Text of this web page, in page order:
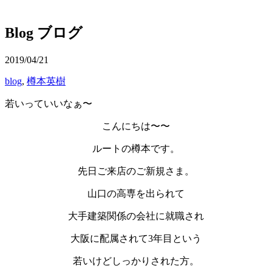
Blog ブログ
2019/04/21
blog, 樽本英樹
若いっていいなぁ〜
こんにちは〜〜
ルートの樽本です。
先日ご来店のご新規さま。
山口の高専を出られて
大手建築関係の会社に就職され
大阪に配属されて3年目という
若いけどしっかりされた方。